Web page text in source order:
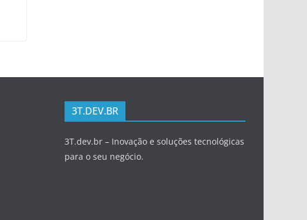
3T.DEV.BR
3T.dev.br – Inovação e soluções tecnológicas
para o seu negócio.